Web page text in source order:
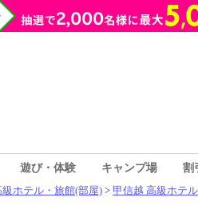
遊び・体験 キャンプ場 割
級ホテル・旅館(部屋) > 甲信越 高級ホテ